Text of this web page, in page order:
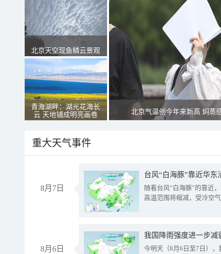
北京天空现鱼鳞云景观
青海湖畔：湖光花海长
云 天地铺成明亮画卷
北京气温创今年来新高 焖蒸
重大天气事件
8月7日
台风“白海豚”靠近华
随着台风“白海豚”的靠近
高温范围将缩减，受冷空
8月6日
今明天（8月6日至7日）